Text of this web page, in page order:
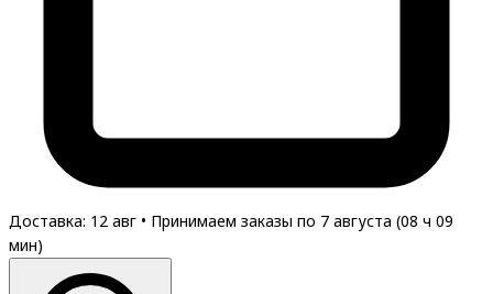
Доставка: 12 авг • Принимаем заказы по 7 августа (08 ч 09
мин)